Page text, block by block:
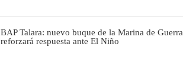
BAP Talara: nuevo buque de la Marina de Guerra
reforzará respuesta ante El Niño